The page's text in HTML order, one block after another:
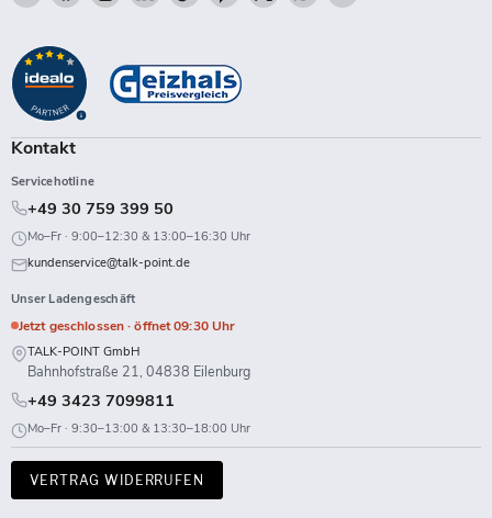
Talk-
Sie
auf
Facebook
Sie
auf
Instagram
Sie
auf
LinkedIn
Sie
auf
TikTok
Sie
Twitch
Sie
Sie
Kontakt
Servicehotline
+49 30 759 399 50
Mo–Fr · 9:00–12:30 & 13:00–16:30 Uhr
kundenservice@talk-point.de
Unser Ladengeschäft
Jetzt geschlossen · öffnet 09:30 Uhr
TALK-POINT GmbH
Bahnhofstraße 21, 04838 Eilenburg
+49 3423 7099811
Mo–Fr · 9:30–13:00 & 13:30–18:00 Uhr
VERTRAG WIDERRUFEN